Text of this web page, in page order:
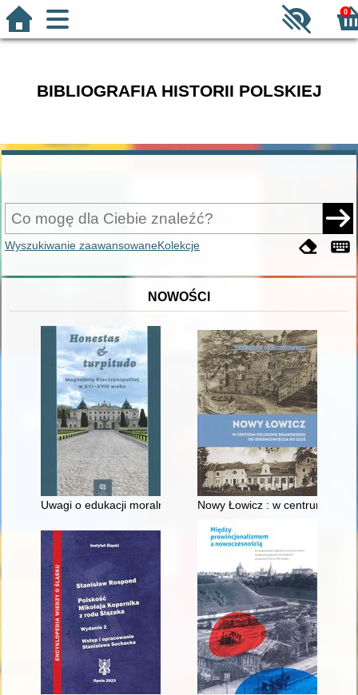
0
BIBLIOGRAFIA HISTORII POLSKIEJ
Wyszukiwanie zaawansowaneKolekcje
NOWOŚCI
Uwagi o edukacji moralnej synów szlacheckich w XVI-
Nowy Łowicz : w centrum